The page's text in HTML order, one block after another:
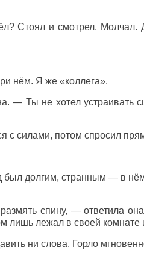
Стоял и смотрел. Молчал.
нём. Я же «коллега».
— Ты не хотел устраивать
с силами, потом спросил
был долгим, странным — в
спину, — ответила
лишь лежал в своей комнате
ни слова. Горло